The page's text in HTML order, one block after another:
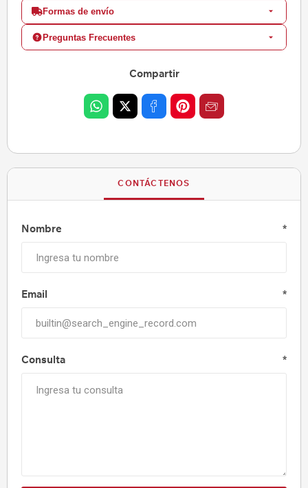
Formas de envío
Preguntas Frecuentes
Compartir
CONTÁCTENOS
Nombre *
Email *
Consulta *